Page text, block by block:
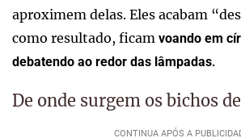
aproximem delas. Eles acabam
como resultado, ficam voando em
debatendo ao redor das lâmpadas.
De onde surgem os bichos